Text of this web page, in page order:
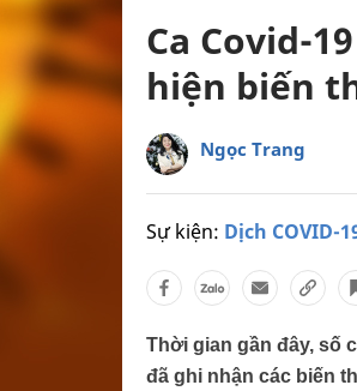
Ca Covid-
hiện biến
Ngọc Trang
Sự kiện: Dịch COVID-
Thời gian gần đây, số
đã ghi nhận các biến